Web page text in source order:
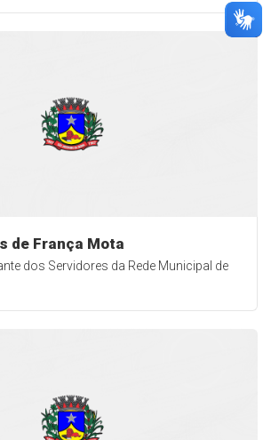
de França Mota
dos Servidores da Rede Municipal de